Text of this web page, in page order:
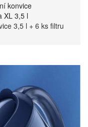
konvice
XL 3,5 l
3,5 l + 6 ks filtru